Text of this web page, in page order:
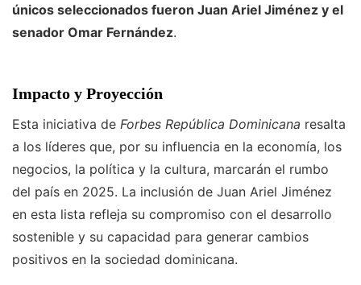
únicos seleccionados fueron Juan Ariel Jiménez y el
senador Omar Fernández.
Impacto y Proyección
Esta iniciativa de Forbes República Dominicana resalta
a los líderes que, por su influencia en la economía, los
negocios, la política y la cultura, marcarán el rumbo
del país en 2025. La inclusión de Juan Ariel Jiménez
en esta lista refleja su compromiso con el desarrollo
sostenible y su capacidad para generar cambios
positivos en la sociedad dominicana.